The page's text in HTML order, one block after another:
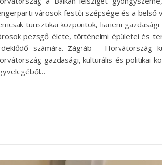
városok festői szépsége és a belső
turisztikai központok, hanem
pezsgő élete, történelmi épületei és
számára. Zágráb – Horvátország
gazdasági, kulturális és politikai